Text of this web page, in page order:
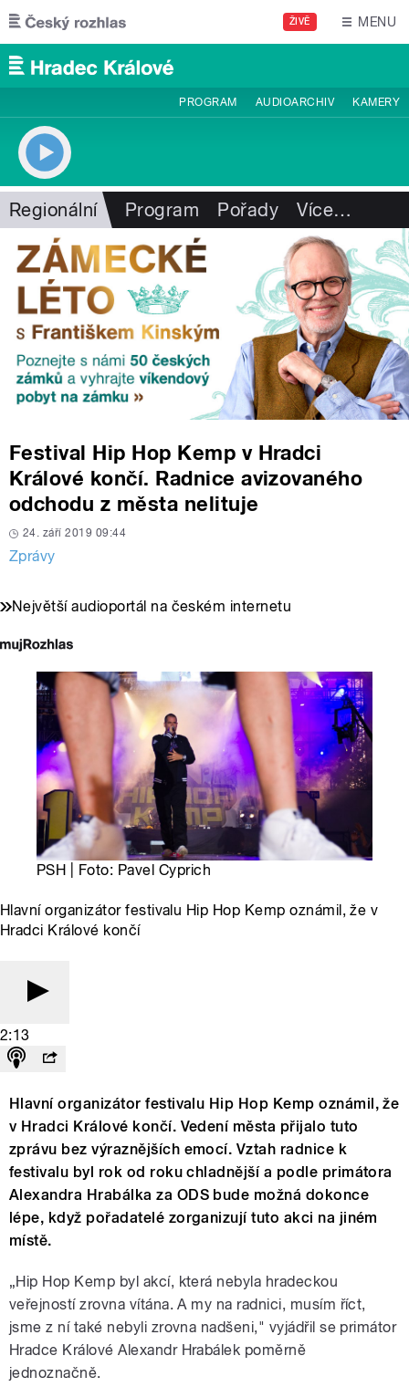
Přejít k hlavnímu obsahu
ŽIVĚ MENU
PROGRAM AUDIOARCHIV KAMERY
Regionální Program Pořady Více…
Festival Hip Hop Kemp v Hradci
Králové končí. Radnice avizovaného
odchodu z města nelituje
24. září 2019 09:44
Zprávy
Největší audioportál na českém internetu
PSH | Foto: Pavel Cyprich
Hlavní organizátor festivalu Hip Hop Kemp oznámil, že v
Hradci Králové končí
2:13
Hlavní organizátor festivalu Hip Hop Kemp oznámil, že
v Hradci Králové končí. Vedení města přijalo tuto
zprávu bez výraznějších emocí. Vztah radnice k
festivalu byl rok od roku chladnější a podle primátora
Alexandra Hrabálka za ODS bude možná dokonce
lépe, když pořadatelé zorganizují tuto akci na jiném
místě.
„Hip Hop Kemp byl akcí, která nebyla hradeckou
veřejností zrovna vítána. A my na radnici, musím říct,
jsme z ní také nebyli zrovna nadšeni," vyjádřil se primátor
Hradce Králové Alexandr Hrabálek poměrně
jednoznačně.